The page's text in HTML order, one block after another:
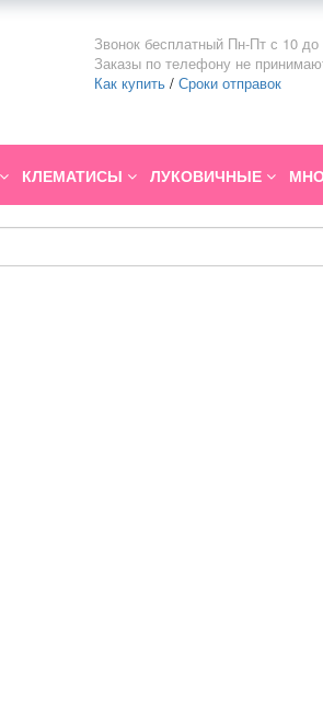
Звонок бесплатный Пн-Пт с 10 до
Заказы по телефону не
Как купить / Сроки отправок
КЛЕМАТИСЫ ЛУКОВИЧНЫЕ